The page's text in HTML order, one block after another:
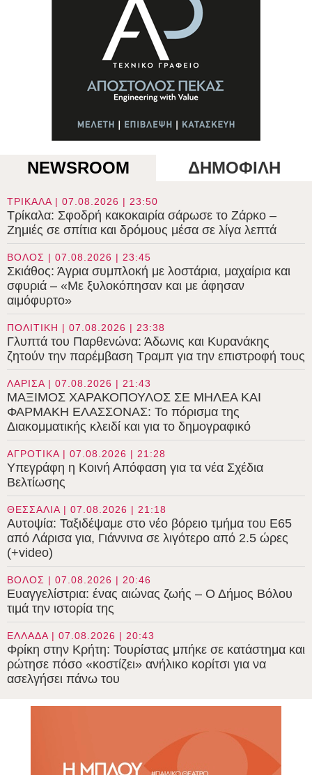
NEWSROOM ΔΗΜΟΦΙΛΗ
ΤΡΙΚΑΛΑ | 07.08.2026 | 23:50
Τρίκαλα: Σφοδρή κακοκαιρία σάρωσε το Ζάρκο –
Ζημιές σε σπίτια και δρόμους μέσα σε λίγα λεπτά
ΒΟΛΟΣ | 07.08.2026 | 23:45
Σκιάθος: Άγρια συμπλοκή με λοστάρια, μαχαίρια και
σφυριά – «Με ξυλοκόπησαν και με άφησαν
αιμόφυρτο»
ΠΟΛΙΤΙΚΗ | 07.08.2026 | 23:38
Γλυπτά του Παρθενώνα: Άδωνις και Κυρανάκης
ζητούν την παρέμβαση Τραμπ για την επιστροφή τους
ΛΑΡΙΣΑ | 07.08.2026 | 21:43
ΜΑΞΙΜΟΣ ΧΑΡΑΚΟΠΟΥΛΟΣ ΣΕ ΜΗΛΕΑ ΚΑΙ
ΦΑΡΜΑΚΗ ΕΛΑΣΣΟΝΑΣ: Το πόρισμα της
Διακομματικής κλειδί και για το δημογραφικό
ΑΓΡΟΤΙΚΑ | 07.08.2026 | 21:28
Υπεγράφη η Κοινή Απόφαση για τα νέα Σχέδια
Βελτίωσης
ΘΕΣΣΑΛΙΑ | 07.08.2026 | 21:18
Αυτοψία: Ταξιδέψαμε στο νέο βόρειο τμήμα του Ε65
από Λάρισα για, Γιάννινα σε λιγότερο από 2.5 ώρες
(+video)
ΒΟΛΟΣ | 07.08.2026 | 20:46
Ευαγγελίστρια: ένας αιώνας ζωής – Ο Δήμος Βόλου
τιμά την ιστορία της
ΕΛΛΑΔΑ | 07.08.2026 | 20:43
Φρίκη στην Κρήτη: Τουρίστας μπήκε σε κατάστημα και
ρώτησε πόσο «κοστίζει» ανήλικο κορίτσι για να
ασελγήσει πάνω του